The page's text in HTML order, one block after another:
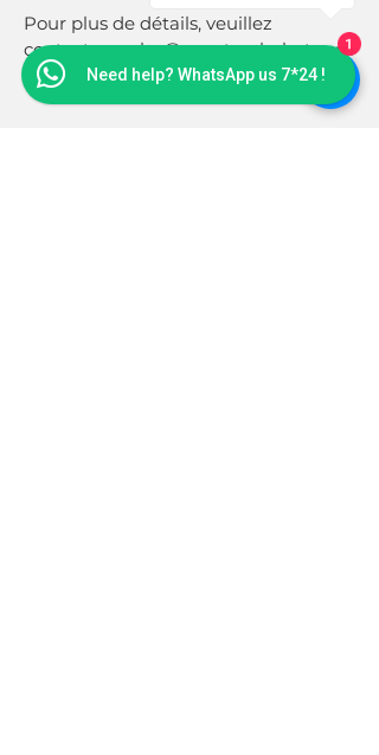
Pour plus de détails, veuillez
contacter :sales@montrealrobot.com
+1 (778) 807-6199
Need help? WhatsApp us 7*24 !
1